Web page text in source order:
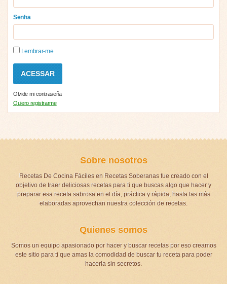
Senha
Lembrar-me
Olvide mi contraseña
Quiero registrarme
Sobre nosotros
Recetas De Cocina Fáciles en Recetas Soberanas fue creado con el
objetivo de traer deliciosas recetas para ti que buscas algo que hacer y
preparar esa receta sabrosa en el día, práctica y rápida, hasta las más
elaboradas aprovechan nuestra colección de recetas.
Quienes somos
Somos un equipo apasionado por hacer y buscar recetas por eso creamos
este sitio para ti que amas la comodidad de buscar tu receta para poder
hacerla sin secretos.